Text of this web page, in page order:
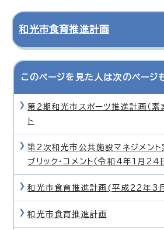
和光市食育推進計画
このページを見た人は次のページ
第2期和光市スポーツ推進計画（素
ト
第2次和光市公共施設マネジメント
ブリック・コメント（令和4年1月24
和光市食育推進計画(平成22年3月
和光市食育推進計画